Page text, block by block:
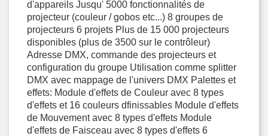
d'appareils Jusqu' 5000 fonctionnalités de
projecteur (couleur / gobos etc...) 8 groupes de
projecteurs 6 projets Plus de 15 000 projecteurs
disponibles (plus de 3500 sur le contrôleur)
Adresse DMX, commande des projecteurs et
configuration du groupe Utilisation comme splitter
DMX avec mappage de l'univers DMX Palettes et
effets: Module d'effets de Couleur avec 8 types
d'effets et 16 couleurs dfinissables Module d'effets
de Mouvement avec 8 types d'effets Module
d'effets de Faisceau avec 8 types d'effets 6